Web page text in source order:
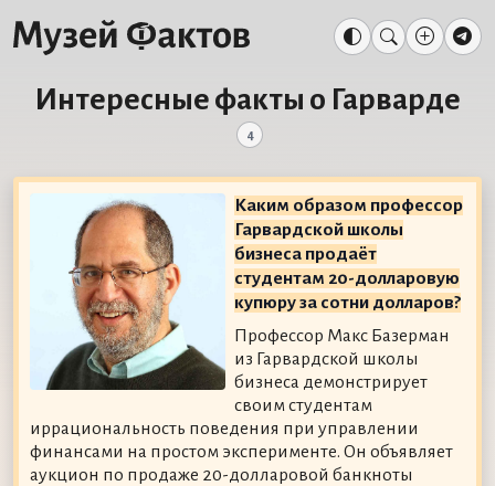
Интересные факты о Гарварде
4
Каким образом профессор
Гарвардской школы
бизнеса продаёт
студентам 20-долларовую
купюру за сотни долларов?
Профессор Макс Базерман
из Гарвардской школы
бизнеса демонстрирует
своим студентам
иррациональность поведения при управлении
финансами на простом эксперименте. Он объявляет
аукцион по продаже 20-долларовой банкноты